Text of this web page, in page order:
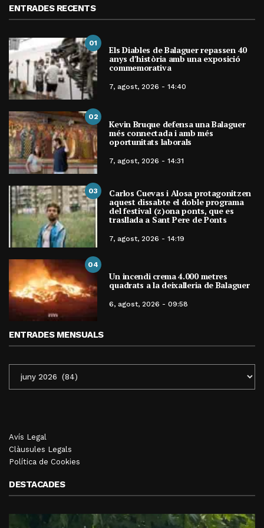
ENTRADES RECENTS
01
Els Diables de Balaguer repassen 40
anys d’història amb una exposició
commemorativa
7, agost, 2026 - 14:40
02
Kevin Bruque defensa una Balaguer
més connectada i amb més
oportunitats laborals
7, agost, 2026 - 14:31
03 Carlos Cuevas i Alosa protagonitzen
aquest dissabte el doble programa
del festival (z)ona ponts, que es
trasllada a Sant Pere de Ponts
7, agost, 2026 - 14:19
04
Un incendi crema 4.000 metres
quadrats a la deixalleria de Balaguer
6, agost, 2026 - 09:58
ENTRADES MENSUALS
MENSUALS
Avís Legal
Clàusules Legals
Política de Cookies
DESTACADES